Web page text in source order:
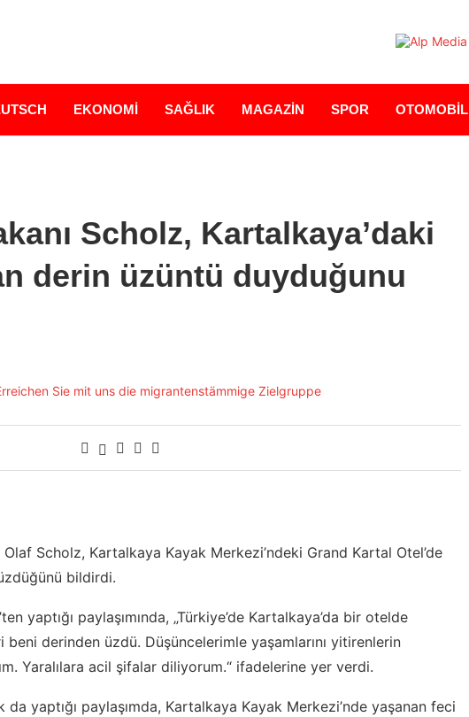
EKONOMİ SAĞLIK MAGAZİN SPOR OTOMOBİL
Scholz, Kartalkaya’daki
derin üzüntü duyduğunu
Olaf Scholz, Kartalkaya Kayak Merkezi’ndeki Grand Kartal Otel’de
bildirdi.
yaptığı paylaşımında, „Türkiye’de Kartalkaya’da bir otelde
derinden üzdü. Düşüncelerimle yaşamlarını yitirenlerin
Yaralılara acil şifalar diliyorum.“ ifadelerine yer verdi.
da yaptığı paylaşımda, Kartalkaya Kayak Merkezi’nde yaşanan feci